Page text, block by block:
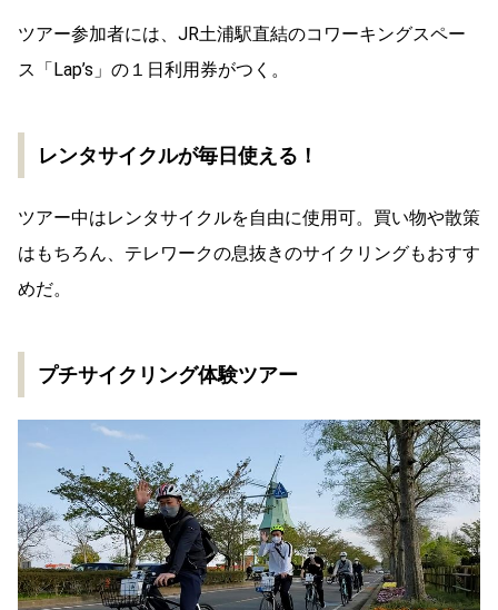
ツアー参加者には、JR土浦駅直結のコワーキングスペー
ス「Lap’s」の１日利用券がつく。
レンタサイクルが毎日使える！
ツアー中はレンタサイクルを自由に使用可。買い物や散策
はもちろん、テレワークの息抜きのサイクリングもおすす
めだ。
プチサイクリング体験ツアー